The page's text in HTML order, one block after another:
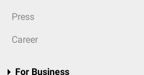
Press
Career
For Business